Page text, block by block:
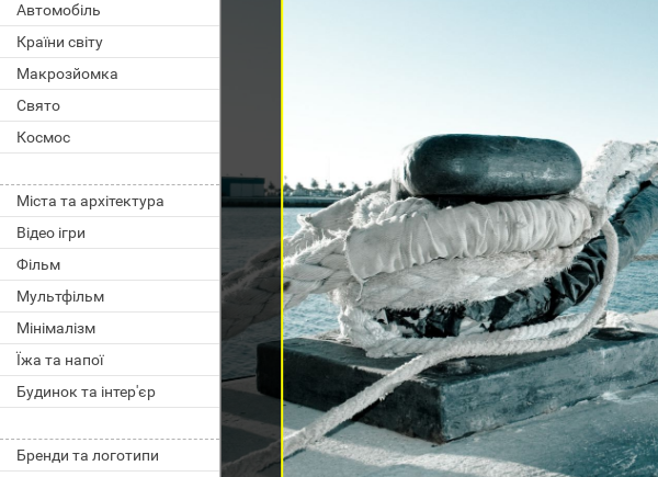
Автомобіль
Країни світу
Макрозйомка
Свято
Космос
Міста та архітектура
Відео ігри
Фільм
Мультфільм
Мінімалізм
Їжа та напої
Будинок та інтер'єр
Бренди та логотипи